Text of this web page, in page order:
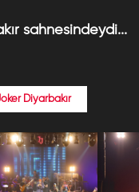
sahnesindeydi...
Diyarbakır